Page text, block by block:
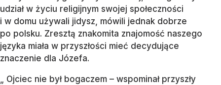
udział w życiu religijnym swojej społeczności
i w domu używali jidysz, mówili jednak dobrze
po polsku. Zresztą znakomita znajomość naszego
języka miała w przyszłości mieć decydujące
znaczenie dla Józefa.
„ Ojciec nie był bogaczem – wspominał przyszły